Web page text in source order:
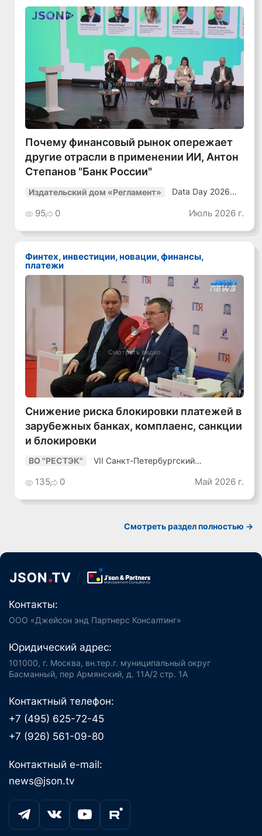
Смотреть видео
Почему финансовый рынок опережает
другие отрасли в применении ИИ, Антон
Степанов "Банк России"
Издательский дом «Регламент»
Data Day 2026
Как сохранять
уверенный курс
среде»
95 0 Июль 2026 г.
Финтех, инвестиции, новации, финансы,
платежи
Смотреть видео
Снижение риска блокировки платежей в
зарубежных банках, комплаенс, санкции
и блокировки
ВО "РЕСТЭК"
VII Санкт-Петербургский
135 0 Май 2026 г.
Смотреть раздел полностью ->
Контакты:
ООО «Джейсон энд Партнерс Консалтинг»
Юридический адрес:
101000, г. Москва, вн.тер.г. муниципальный округ
Басманный, пер Армянский, д. 11А/2 стр. 1А
Контактный телефон:
+7 (495) 625-72-45
+7 (926) 561-09-80
Контактный e-mail:
news@json.tv